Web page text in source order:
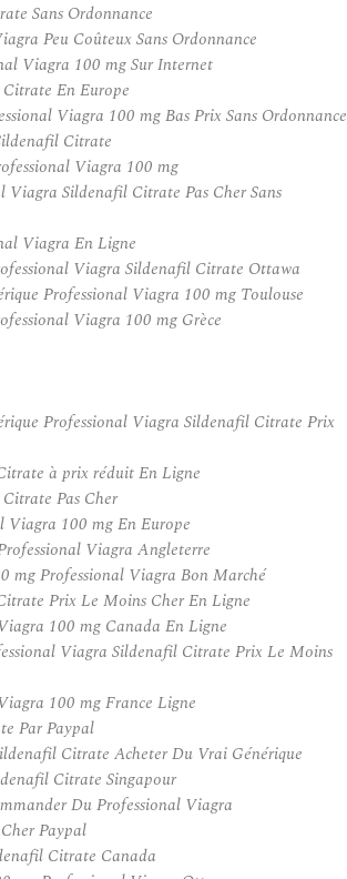
Sans Ordonnance
Peu Coûteux Sans Ordonnance
Viagra 100 mg Sur Internet
En Europe
Viagra 100 mg Bas Prix Sans Ordonnance
Citrate
Viagra 100 mg
Viagra Sildenafil Citrate Pas Cher Sans
Viagra En Ligne
Viagra Sildenafil Citrate Ottawa
Professional Viagra 100 mg Toulouse
Viagra 100 mg Grèce
Professional Viagra Sildenafil Citrate Prix
à prix réduit En Ligne
Pas Cher
Viagra 100 mg En Europe
Viagra Angleterre
mg Professional Viagra Bon Marché
Prix Le Moins Cher En Ligne
100 mg Canada En Ligne
Viagra Sildenafil Citrate Prix Le Moins
100 mg France Ligne
Par Paypal
Citrate Acheter Du Vrai Générique
Citrate Singapour
Du Professional Viagra
Paypal
Citrate Canada